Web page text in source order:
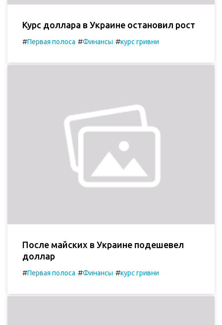
Курс доллара в Украине остановил рост
#Первая полоса #Финансы #курс гривни
После майских в Украине подешевел
доллар
#Первая полоса #Финансы #курс гривни